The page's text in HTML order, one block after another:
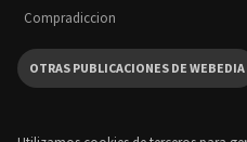
Compradiccion
OTRAS PUBLICACIONES DE WEBEDIA